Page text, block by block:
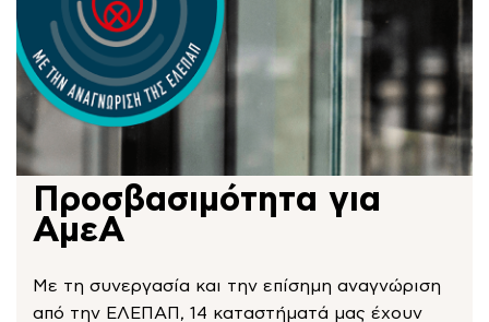
Προσβασιμότητα για
ΑμεΑ
Με τη συνεργασία και την επίσημη αναγνώριση
από την ΕΛΕΠΑΠ, 14 καταστήματά μας έχουν